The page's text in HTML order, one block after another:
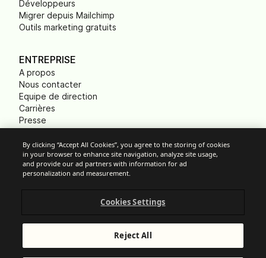
Développeurs
Migrer depuis Mailchimp
Outils marketing gratuits
ENTREPRISE
A propos
Nous contacter
Equipe de direction
Carrières
Presse
Empreinte carbone
ONG
Paramètres des cookies
Protection des données
Conditions Générales de Services
By clicking “Accept All Cookies”, you agree to the storing of cookies
in your browser to enhance site navigation, analyze site usage,
and provide our ad partners with information for ad
personalization and measurement.
Cookies Settings
Reject All